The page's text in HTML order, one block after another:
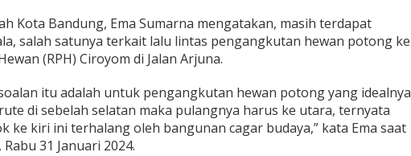
r
c
e
p
t
n
P
e
Kota Bandung, Ema Sumarna mengatakan, masih terdapat
salah satunya terkait lalu lintas pengangkutan hewan potong ke
(RPH) Ciroyom di Jalan Arjuna.
itu adalah untuk pengangkutan hewan potong yang idealnya
di sebelah selatan maka pulangnya harus ke utara, ternyata
ke kiri ini terhalang oleh bangunan cagar budaya,” kata Ema saat
31 Januari 2024.